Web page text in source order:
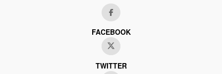
FACEBOOK
TWITTER